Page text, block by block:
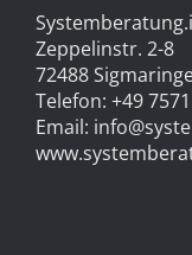
Zeppelinstr. 2-8
72488
Telefon: +49
Email: